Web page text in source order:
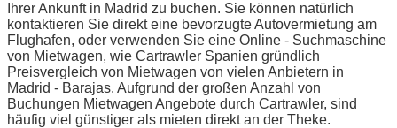
Ihrer Ankunft in Madrid zu buchen. Sie können natürlich
kontaktieren Sie direkt eine bevorzugte Autovermietung am
Flughafen, oder verwenden Sie eine Online - Suchmaschine
von Mietwagen, wie Cartrawler Spanien gründlich
Preisvergleich von Mietwagen von vielen Anbietern in
Madrid - Barajas. Aufgrund der großen Anzahl von
Buchungen Mietwagen Angebote durch Cartrawler, sind
häufig viel günstiger als mieten direkt an der Theke.